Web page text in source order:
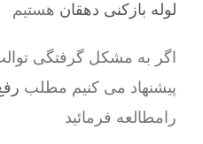
لوله بازکنی دهقان هستیم
اگر به مشکل گرفتگی
پیشنهاد می کنیم مطلب
رامطالعه فرمائید